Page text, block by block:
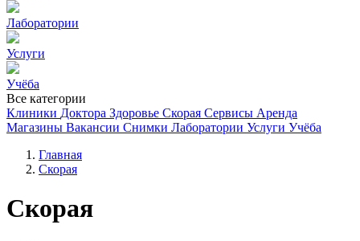
Лаборатории
Услуги
Учёба
Все категории
Клиники Доктора Здоровье Скорая Сервисы Аренда
Магазины Вакансии Снимки Лаборатории Услуги Учёба
Главная
Скорая
Скорая